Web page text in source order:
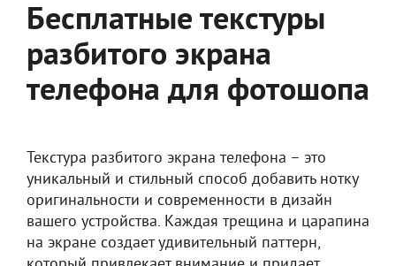
Бесплатные текстуры
разбитого экрана
телефона для фотошопа
Текстура разбитого экрана телефона – это
уникальный и стильный способ добавить нотку
оригинальности и современности в дизайн
вашего устройства. Каждая трещина и царапина
на экране создает удивительный паттерн,